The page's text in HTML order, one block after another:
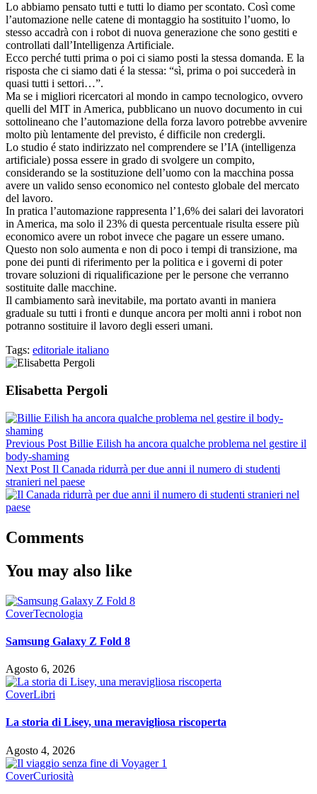
Lo abbiamo pensato tutti e tutti lo diamo per scontato. Così come
l’automazione nelle catene di montaggio ha sostituito l’uomo, lo
stesso accadrà con i robot di nuova generazione che sono gestiti e
controllati dall’Intelligenza Artificiale.
Ecco perché tutti prima o poi ci siamo posti la stessa domanda. E la
risposta che ci siamo dati é la stessa: “sì, prima o poi succederà in
quasi tutti i settori…”.
Ma se i migliori ricercatori al mondo in campo tecnologico, ovvero
quelli del MIT in America, pubblicano un nuovo documento in cui
sottolineano che l’automazione della forza lavoro potrebbe avvenire
molto più lentamente del previsto, é difficile non credergli.
Lo studio é stato indirizzato nel comprendere se l’IA (intelligenza
artificiale) possa essere in grado di svolgere un compito,
considerando se la sostituzione dell’uomo con la macchina possa
avere un valido senso economico nel contesto globale del mercato
del lavoro.
In pratica l’automazione rappresenta l’1,6% dei salari dei lavoratori
in America, ma solo il 23% di questa percentuale risulta essere più
economico avere un robot invece che pagare un essere umano.
Questo non solo aumenta e non di poco i tempi di transizione, ma
pone dei punti di riferimento per la politica e i governi di poter
trovare soluzioni di riqualificazione per le persone che verranno
sostituite dalle macchine.
Il cambiamento sarà inevitabile, ma portato avanti in maniera
graduale su tutti i fronti e dunque ancora per molti anni i robot non
potranno sostituire il lavoro degli esseri umani.
Tags: editoriale italiano
Elisabetta Pergoli
Previous Post Billie Eilish ha ancora qualche problema nel gestire il
body-shaming
Next Post Il Canada ridurrà per due anni il numero di studenti
stranieri nel paese
Comments
You may also like
CoverTecnologia
Samsung Galaxy Z Fold 8
Agosto 6, 2026
CoverLibri
La storia di Lisey, una meravigliosa riscoperta
Agosto 4, 2026
CoverCuriosità